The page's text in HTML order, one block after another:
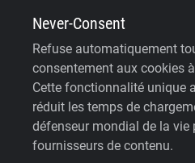
Never-Consent
Refuse automatiquement
consentement aux cookies
Cette fonctionnalité unique
réduit les temps de
défenseur mondial de la vie
fournisseurs de contenu.